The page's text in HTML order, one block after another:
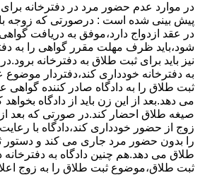
در موارد عدم حضور مرد در دفترخانه
پیش بینی شده است : درصورتی که زوجه
در عقد ازدواج دارد،موفق به دریافت
شود،باید ظرف مهلت مقرر گواهی را به
نیز باید برای ثبت طلاق به دفترخانه
به دفترخانه خودداری کند،دفتردار
ثبت طلاق را به دادگاه صادر کننده
می دهد.بعد از این زن باید از دادگاه
صیغه طلاق احضار کند.در صورتی که بعد
زوج از حضور خودداری کند،دادگاه با
را بدون حضور مرد جاری می کند و دستور
طلاق می دهد.هم چنین دادگاه به دفترخانه
ثبت طلاق،موضوع ثبت طلاق را به زوج